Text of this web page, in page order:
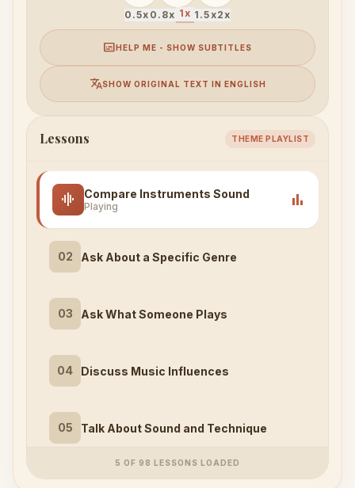
0.5x 0.8x 1x 1.5x2x
subtitlesHELP ME - SHOW SUBTITLES
translateSHOW ORIGINAL TEXT IN ENGLISH
Lessons THEME PLAYLIST
graphic_eq Compare Instruments Sound
Playing bar_chart
02 Ask About a Specific Genre
03 Ask What Someone Plays
04 Discuss Music Influences
05 Talk About Sound and Technique
5 OF 98 LESSONS LOADED